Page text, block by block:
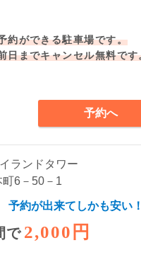
約ができる駐車場です。
日までキャンセル無料です
予約へ
ランドタワー
6－50－1
約が出来てしかも安い！
で 2,000円